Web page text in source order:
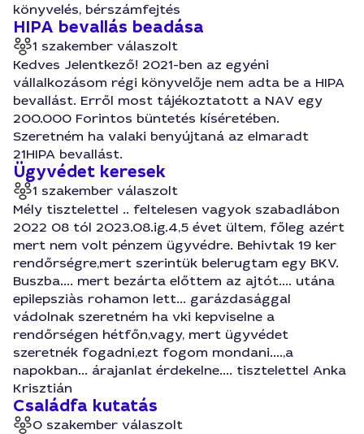
könyvelés, bérszámfejtés
HIPA bevallás beadása
1 szakember válaszolt
Kedves Jelentkező! 2021-ben az egyéni
vállalkozásom régi könyvelője nem adta be a HIPA
bevallást. Erről most tájékoztatott a NAV egy
200.000 Forintos büntetés kíséretében.
Szeretném ha valaki benyújtaná az elmaradt
21HIPA bevallást.
Ügyvédet keresek
1 szakember válaszolt
Mély tisztelettel .. feltelesen vagyok szabadlábon
2022 08 tól 2023.08.ig.4,5 évet ültem, főleg azért
mert nem volt pénzem ügyvédre. Behivtak 19 ker
rendőrségre,mert szerintük belerugtam egy BKV.
Buszba.... mert bezárta előttem az ajtót.... utána
epilepsziàs rohamon lett... garázdasággal
vádolnak szeretném ha vki kepviselne a
rendőrségen hétfőn,vagy, mert ügyvédet
szeretnék fogadni,ezt fogom mondani....,a
napokban... árajanlat érdekelne.... tisztelettel Anka
Krisztián
Családfa kutatás
0 szakember válaszolt